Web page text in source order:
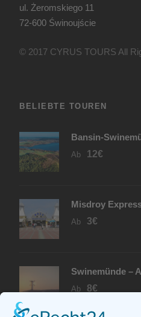
ul. Żeromskiego 11
72-600 Świnoujście
© 2017 CYRUS TOURS All
BELIEBTE TOUREN
Bansin-
Ab 12€
Misdroy
Ab 3€
Swinemünde –
Ab 8€